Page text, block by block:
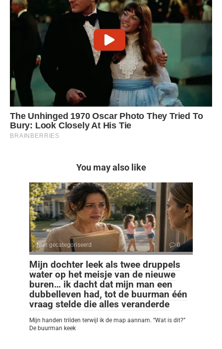
You may also like
Niet gecategoriseerd 0
Mijn dochter leek als twee druppels
water op het meisje van de nieuwe
buren… ik dacht dat mijn man een
dubbelleven had, tot de buurman één
vraag stelde die alles veranderde
Mijn handen trilden terwijl ik de map aannam. “Wat is dit?”
De buurman keek